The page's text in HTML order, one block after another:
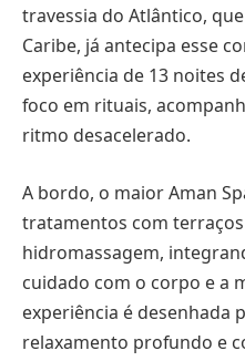
travessia do Atlântico,
Caribe, já antecipa esse
experiência de 13 noites
foco em rituais,
ritmo desacelerado.
A bordo, o maior Aman
tratamentos com
hidromassagem,
cuidado com o corpo e a
experiência é desenhada
relaxamento profundo e